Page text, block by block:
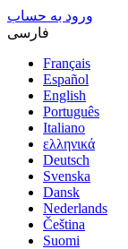
ورود به حساب
فارسى
Français
Español
English
Português
Italiano
ελληνικά
Deutsch
Svenska
Dansk
Nederlands
Čeština
Suomi